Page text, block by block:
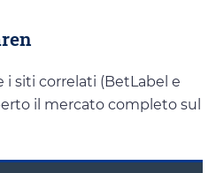
i siti correlati (BetLabel e
il mercato completo sul